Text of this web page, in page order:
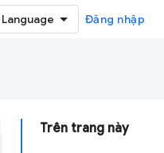
Đăng nhập
Trên trang này